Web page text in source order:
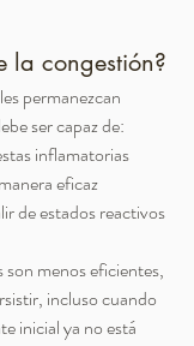
la congestión?
permanezcan
ser capaz de:
inflamatorias
eficaz
de estados reactivos
menos eficientes,
incluso cuando
inicial ya no está